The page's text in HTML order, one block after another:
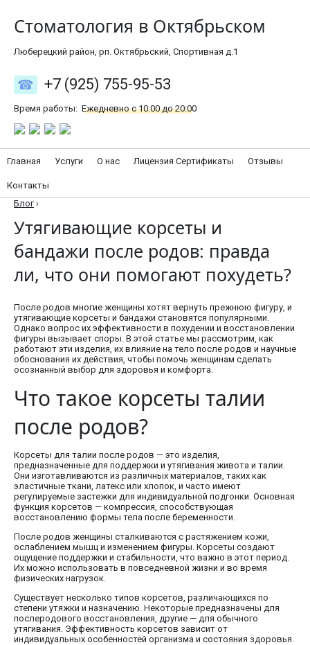
Стоматология в Октябрьском
Люберецкий район, рп. Октябрьский, Спортивная д.1
+7 (925) 755-95-53
Время работы: Ежедневно с 10:00 до 20:00
Главная Услуги О нас Лицензия Сертификаты Отзывы
Контакты
Блог ›
Утягивающие корсеты и
бандажи после родов: правда
ли, что они помогают похудеть?
После родов многие женщины хотят вернуть прежнюю фигуру, и
утягивающие корсеты и бандажи становятся популярными.
Однако вопрос их эффективности в похудении и восстановлении
фигуры вызывает споры. В этой статье мы рассмотрим, как
работают эти изделия, их влияние на тело после родов и научные
обоснования их действия, чтобы помочь женщинам сделать
осознанный выбор для здоровья и комфорта.
Что такое корсеты талии
после родов?
Корсеты для талии после родов — это изделия,
предназначенные для поддержки и утягивания живота и талии.
Они изготавливаются из различных материалов, таких как
эластичные ткани, латекс или хлопок, и часто имеют
регулируемые застежки для индивидуальной подгонки. Основная
функция корсетов — компрессия, способствующая
восстановлению формы тела после беременности.
После родов женщины сталкиваются с растяжением кожи,
ослаблением мышц и изменением фигуры. Корсеты создают
ощущение поддержки и стабильности, что важно в этот период.
Их можно использовать в повседневной жизни и во время
физических нагрузок.
Существует несколько типов корсетов, различающихся по
степени утяжки и назначению. Некоторые предназначены для
послеродового восстановления, другие — для обычного
утягивания. Эффективность корсетов зависит от
индивидуальных особенностей организма и состояния здоровья.